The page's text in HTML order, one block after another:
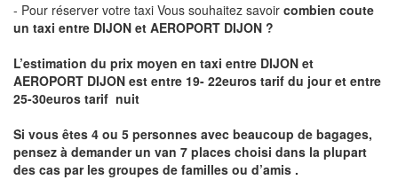
- Pour réserver votre taxi Vous souhaitez savoir combien coute
un taxi entre DIJON et AEROPORT DIJON ?
L’estimation du prix moyen en taxi entre DIJON et
AEROPORT DIJON est entre 19- 22euros tarif du jour et entre
25-30euros tarif nuit
Si vous êtes 4 ou 5 personnes avec beaucoup de bagages,
pensez à demander un van 7 places choisi dans la plupart
des cas par les groupes de familles ou d’amis .